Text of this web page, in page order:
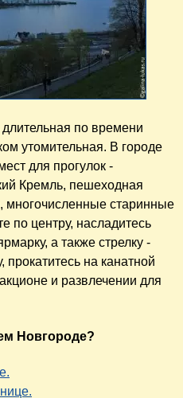
по времени
утомительная. В городе
для прогулок -
Кремль, пешеходная
многочисленные старинные
по центру, насладитесь
а также стрелку -
на канатной
и развлечении для
Новгороде?